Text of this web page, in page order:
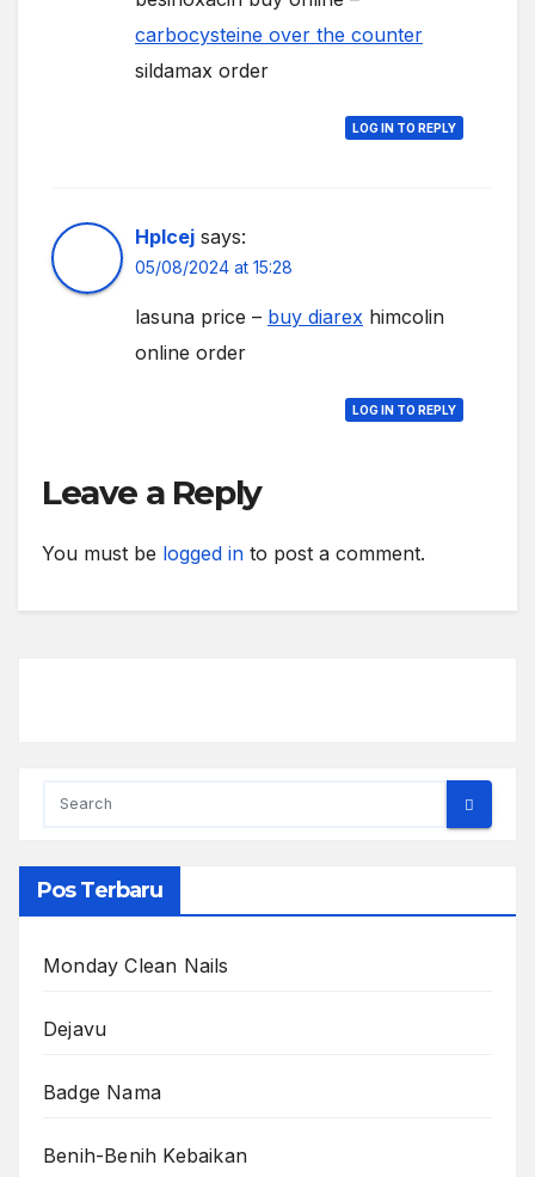
carbocysteine over the counter
sildamax order
LOG IN TO REPLY
Hplcej says:
05/08/2024 at 15:28
lasuna price – buy diarex himcolin
online order
LOG IN TO REPLY
Leave a Reply
You must be logged in to post a comment.
Pos Terbaru
Monday Clean Nails
Dejavu
Badge Nama
Benih-Benih Kebaikan